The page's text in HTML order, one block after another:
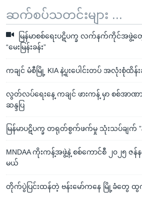
ဆက်စပ်သတင်းများ ...
မြန်မာစစ်ရေးပဋိပက္ခ လက်နက်ကိုင်
“မေးမြန်းခန်း”
ကချင် မံစီမြို့ KIA နဲ့ပူးပေါင်းတပ် အလုံးစုံထိန်း
လွတ်လပ်ရေးနေ့ ကချင် ဖားကန့် မှာ စစ်အာဏ
ဆန္ဒပြ
မြန်မာပဋိပက္ခ တရုတ်စွက်ဖက်မှု သုံးသပ်ချက်
MNDAA ကိုးကန့်အဖွဲ့နဲ့ စစ်ကောင်စီ ၂၀၂၅ ဇန်
မယ်
တိုက်ပွဲပြင်းထန်တဲ့ ဗန်းမော်ကနေ မြို့ခံတွေ ထွက်